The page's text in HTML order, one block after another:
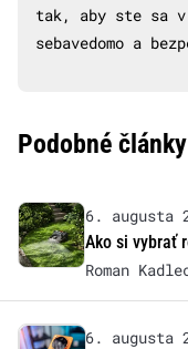
tak, aby ste sa
sebavedomo a
Podobné články
6. augusta
Ako si vybrať
Roman
6. augusta